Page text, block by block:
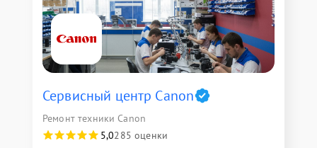
Сервисный центр Canon
Ремонт техники Canon
5,0285 оценки